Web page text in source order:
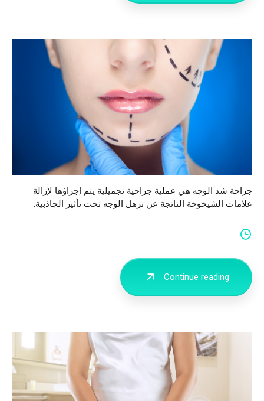
جراحة شد الوجه هي عملية جراحية تجميلية يتم إجراؤها لإزالة
علامات الشيخوخة الناتجة عن ترهل الوجه تحت تأثير الجاذبية.
Continue reading